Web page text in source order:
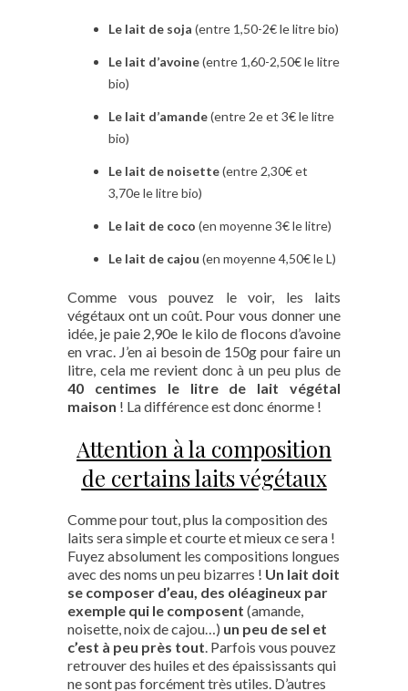
Le lait de soja (entre 1,50-2€ le litre bio)
Le lait d’avoine(entre 1,60-2,50€ le litre
bio)
Le lait d’amande(entre 2e et 3€ le litre
bio)
Le lait de noisette(entre 2,30€ et
3,70e le litre bio)
Le lait de coco (en moyenne 3€ le litre)
Le lait de cajou (en moyenne 4,50€ le L)
Comme vous pouvez le voir, les laits
végétaux ont un coût. Pour vous donner une
idée, je paie 2,90e le kilo de flocons d’avoine
en vrac. J’en ai besoin de 150g pour faire un
litre, cela me revient donc à un peu plus de
40 centimes le litre de lait végétal
maison ! La différence est donc énorme !
Attention à la composition
de certains laits végétaux
Comme pour tout, plus la composition des
laits sera simple et courte et mieux ce sera !
Fuyez absolument les compositions longues
avec des noms un peu bizarres ! Un lait doit
se composer d’eau, des oléagineux par
exemple qui le composent (amande,
noisette, noix de cajou…) un peu de sel et
c’est à peu près tout . Parfois vous pouvez
retrouver des huiles et des épaississants qui
ne sont pas forcément très utiles. D’autres